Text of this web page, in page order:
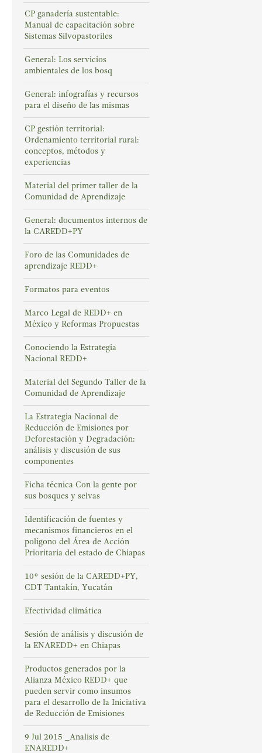
CP ganadería sustentable:
Manual de capacitación sobre
Sistemas Silvopastoriles
General: Los servicios
ambientales de los bosq
General: infografías y recursos
para el diseño de las mismas
CP gestión territorial:
Ordenamiento territorial rural:
conceptos, métodos y
experiencias
Material del primer taller de la
Comunidad de Aprendizaje
General: documentos internos de
la CAREDD+PY
Foro de las Comunidades de
aprendizaje REDD+
Formatos para eventos
Marco Legal de REDD+ en
México y Reformas Propuestas
Conociendo la Estrategia
Nacional REDD+
Material del Segundo Taller de la
Comunidad de Aprendizaje
La Estrategia Nacional de
Reducción de Emisiones por
Deforestación y Degradación:
análisis y discusión de sus
componentes
Ficha técnica Con la gente por
sus bosques y selvas
Identificación de fuentes y
mecanismos financieros en el
polígono del Área de Acción
Prioritaria del estado de Chiapas
10° sesión de la CAREDD+PY,
CDT Tantakín, Yucatán
Efectividad climática
Sesión de análisis y discusión de
la ENAREDD+ en Chiapas
Productos generados por la
Alianza México REDD+ que
pueden servir como insumos
para el desarrollo de la Iniciativa
de Reducción de Emisiones
9 Jul 2015 _Analisis de
ENAREDD+